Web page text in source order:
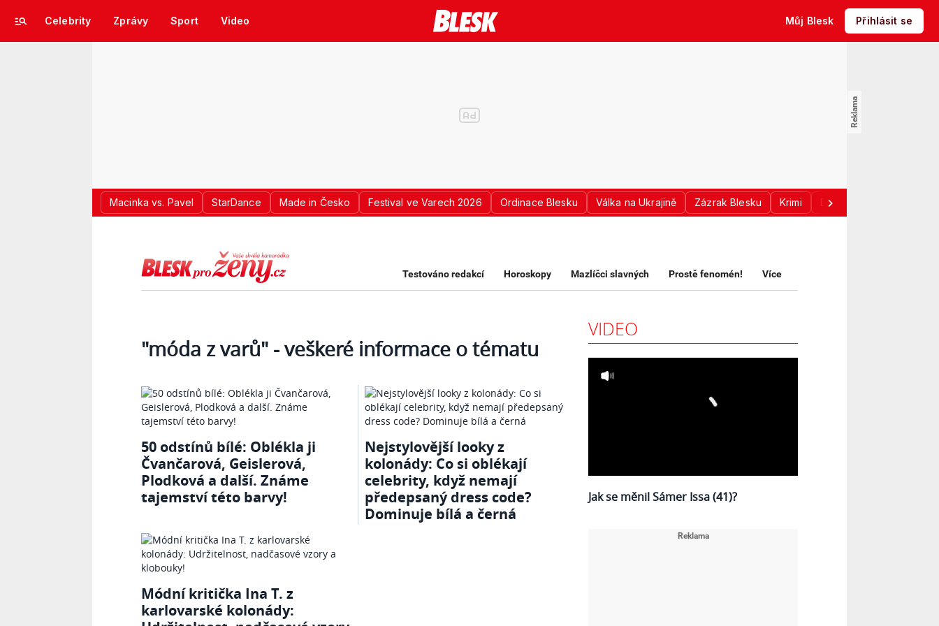
Celebrity Zprávy Sport Video Můj Blesk Přihlásit se
Macinka vs. Pavel StarDance Made in Česko Festival ve Varech 2026 Ordinace Blesku Válka na Ukrajině Zázrak Blesku Krimi Donald Trump
LOGO BLESK PRO ŽENY
Testováno redakcí Horoskopy Mazlíčci slavných Prostě fenomén! Více
"móda z varů" - veškeré informace o tématu
50 odstínů bílé: Oblékla ji
Čvančarová, Geislerová,
Plodková a další. Známe
tajemství této barvy!
Nejstylovější looky z
kolonády: Co si oblékají
celebrity, když nemají
předepsaný dress code?
Dominuje bílá a černá
Módní kritička Ina T. z
karlovarské kolonády:
VIDEO
Jak se měnil Sámer Issa (41)?